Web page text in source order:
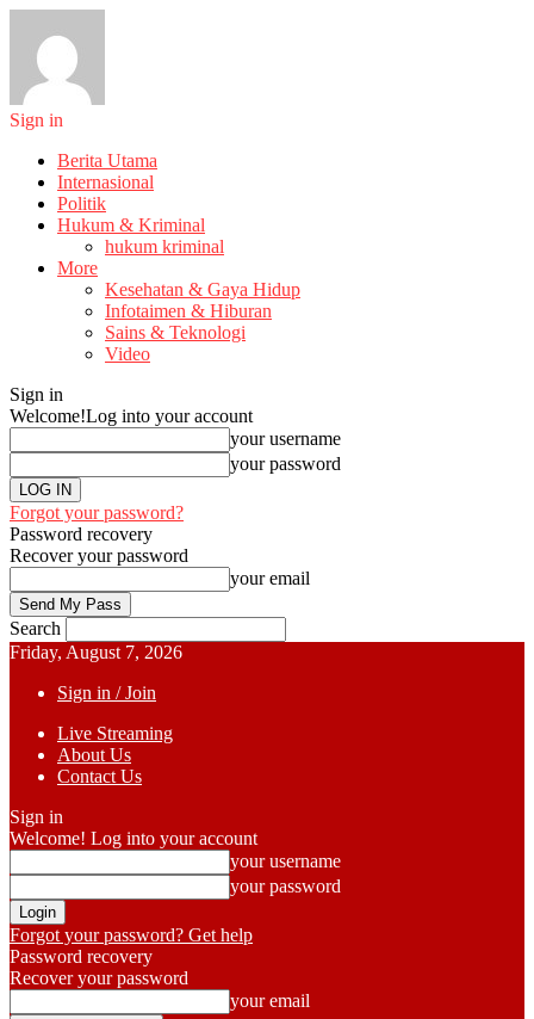
Sign in
Berita Utama
Internasional
Politik
Hukum & Kriminal
hukum kriminal
More
Kesehatan & Gaya Hidup
Infotaimen & Hiburan
Sains & Teknologi
Video
Sign in
Welcome!Log into your account
your username
your password
Forgot your password?
Password recovery
Recover your password
your email
Search
Friday, August 7, 2026
Sign in / Join
Live Streaming
About Us
Contact Us
Sign in
Welcome! Log into your account
your username
your password
Forgot your password? Get help
Password recovery
Recover your password
your email